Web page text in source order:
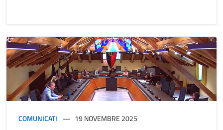
COMUNICATI 19 NOVEMBRE 2025